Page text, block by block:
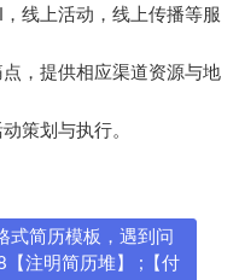
线上活动，线上传播等服
，提供相应渠道资源与地
策划与执行。
式简历模板，遇到问
注明简历堆】 ;【付